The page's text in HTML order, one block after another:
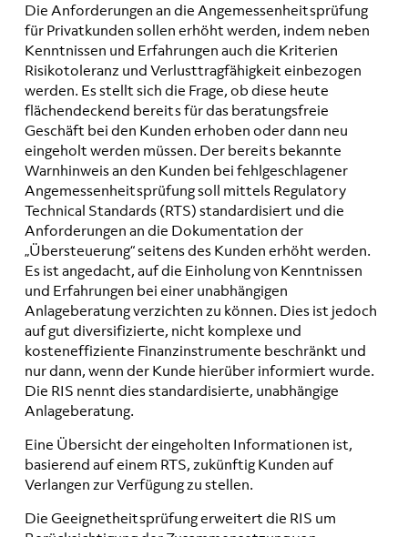
Die Anforderungen an die Angemessenheitsprüfung
für Privatkunden sollen erhöht werden, indem neben
Kenntnissen und Erfahrungen auch die Kriterien
Risikotoleranz und Verlusttragfähigkeit einbezogen
werden. Es stellt sich die Frage, ob diese heute
flächendeckend bereits für das beratungsfreie
Geschäft bei den Kunden erhoben oder dann neu
eingeholt werden müssen. Der bereits bekannte
Warnhinweis an den Kunden bei fehlgeschlagener
Angemessenheitsprüfung soll mittels Regulatory
Technical Standards (RTS) standardisiert und die
Anforderungen an die Dokumentation der
„Übersteuerung“ seitens des Kunden erhöht werden.
Es ist angedacht, auf die Einholung von Kenntnissen
und Erfahrungen bei einer unabhängigen
Anlageberatung verzichten zu können. Dies ist jedoch
auf gut diversifizierte, nicht komplexe und
kosteneffiziente Finanzinstrumente beschränkt und
nur dann, wenn der Kunde hierüber informiert wurde.
Die RIS nennt dies standardisierte, unabhängige
Anlageberatung.
Eine Übersicht der eingeholten Informationen ist,
basierend auf einem RTS, zukünftig Kunden auf
Verlangen zur Verfügung zu stellen.
Die Geeignetheitsprüfung erweitert die RIS um